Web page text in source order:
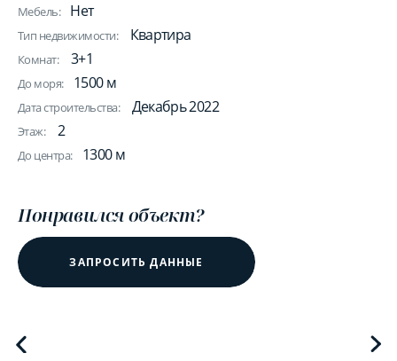
Мебель: Нет
Тип недвижимости: Квартира
Комнат: 3+1
До моря: 1500 м
Дата строительства: Декабрь 2022
Этаж: 2
До центра: 1300 м
Понравился объект?
ЗАПРОСИТЬ ДАННЫЕ